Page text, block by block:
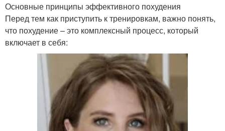
Основные принципы эффективного похудения
Перед тем как приступить к тренировкам, важно понять,
что похудение – это комплексный процесс, который
включает в себя: